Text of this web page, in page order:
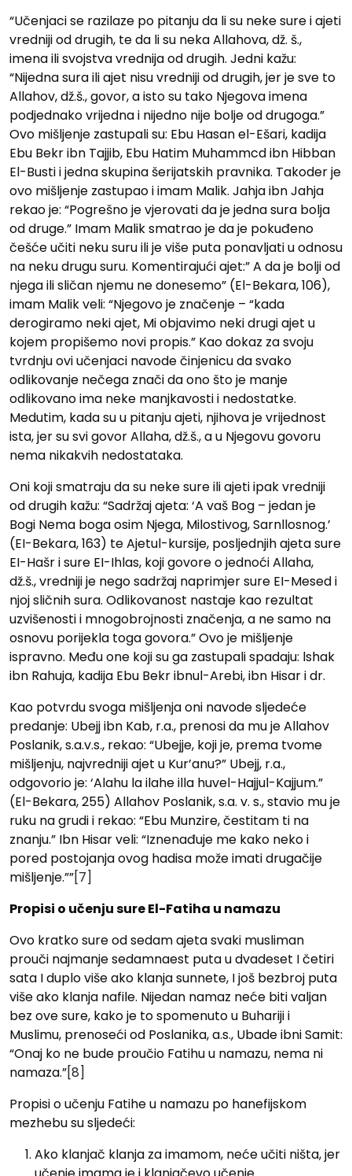
“Učenjaci se razilaze po pitanju da li su neke sure i ajeti
vredniji od drugih, te da li su neka Allahova, dž. š.,
imena ili svojstva vrednija od drugih. Jedni kažu:
“Nijedna sura ili ajet nisu vredniji od drugih, jer je sve to
Allahov, dž.š., govor, a isto su tako Njegova imena
podjednako vrijedna i nijedno nije bolje od drugoga.”
Ovo mišljenje zastupali su: Ebu Hasan el-Ešari, kadija
Ebu Bekr ibn Tajjib, Ebu Hatim Muhammcd ibn Hibban
El-Busti i jedna skupina šerijatskih pravnika. Takoder je
ovo mišljenje zastupao i imam Malik. Jahja ibn Jahja
rekao je: “Pogrešno je vjerovati da je jedna sura bolja
od druge.” Imam Malik smatrao je da je pokuđeno
češće učiti neku suru ili je više puta ponavljati u odnosu
na neku drugu suru. Komentirajući ajet:” A da je bolji od
njega ili sličan njemu ne donesemo” (El-Bekara, 106),
imam Malik veli: “Njegovo je značenje – “kada
derogiramo neki ajet, Mi objavimo neki drugi ajet u
kojem propišemo novi propis.” Kao dokaz za svoju
tvrdnju ovi učenjaci navode činjenicu da svako
odlikovanje nečega znači da ono što je manje
odlikovano ima neke manjkavosti i nedostatke.
Medutim, kada su u pitanju ajeti, njihova je vrijednost
ista, jer su svi govor Allaha, dž.š., a u Njegovu govoru
nema nikakvih nedostataka.
Oni koji smatraju da su neke sure ili ajeti ipak vredniji
od drugih kažu: “Sadržaj ajeta: ‘A vaš Bog – jedan je
Bogi Nema boga osim Njega, Milostivog, Sarnllosnog.’
(EI-Bekara, 163) te Ajetul-kursije, posljednjih ajeta sure
EI-Hašr i sure EI-Ihlas, koji govore o jednoći Allaha,
dž.š., vredniji je nego sadržaj naprimjer sure EI-Mesed i
njoj sličnih sura. Odlikovanost nastaje kao rezultat
uzvišenosti i mnogobrojnosti značenja, a ne samo na
osnovu porijekla toga govora.” Ovo je mišljenje
ispravno. Među one koji su ga zastupali spadaju: lshak
ibn Rahuja, kadija Ebu Bekr ibnul-Arebi, ibn Hisar i dr.
Kao potvrdu svoga mišljenja oni navode sljedeće
predanje: Ubejj ibn Kab, r.a., prenosi da mu je Allahov
Poslanik, s.a.v.s., rekao: “Ubejje, koji je, prema tvome
mišljenju, najvredniji ajet u Kur’anu?” Ubejj, r.a.,
odgovorio je: ‘Alahu la ilahe illa huvel-Hajjul-Kajjum.”
(El-Bekara, 255) Allahov Poslanik, s.a. v. s., stavio mu je
ruku na grudi i rekao: “Ebu Munzire, čestitam ti na
znanju.” Ibn Hisar veli: “Iznenađuje me kako neko i
pored postojanja ovog hadisa može imati drugačije
mišljenje.””[7]
Propisi o učenju sure El-Fatiha u namazu
Ovo kratko sure od sedam ajeta svaki musliman
prouči najmanje sedamnaest puta u dvadeset I četiri
sata I duplo više ako klanja sunnete, I još bezbroj puta
više ako klanja nafile. Nijedan namaz neće biti valjan
bez ove sure, kako je to spomenuto u Buhariji i
Muslimu, prenoseći od Poslanika, a.s., Ubade ibni Samit:
“Onaj ko ne bude proučio Fatihu u namazu, nema ni
namaza.”[8]
Propisi o učenju Fatihe u namazu po hanefijskom
mezhebu su sljedeći:
Ako klanjač klanja za imamom, neće učiti ništa, jer